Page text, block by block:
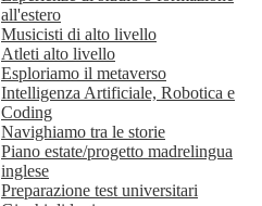
all'estero
Musicisti di alto livello
Atleti alto livello
Esploriamo il metaverso
Intelligenza Artificiale, Robotica e
Coding
Navighiamo tra le storie
Piano estate/progetto madrelingua
inglese
Preparazione test universitari